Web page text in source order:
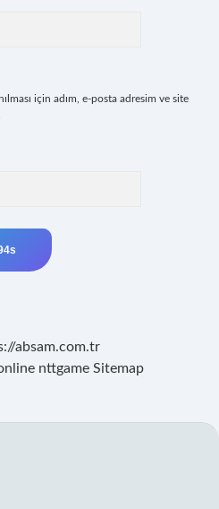
için adım, e-posta adresim ve site
absam.com.tr
nttgame Sitemap